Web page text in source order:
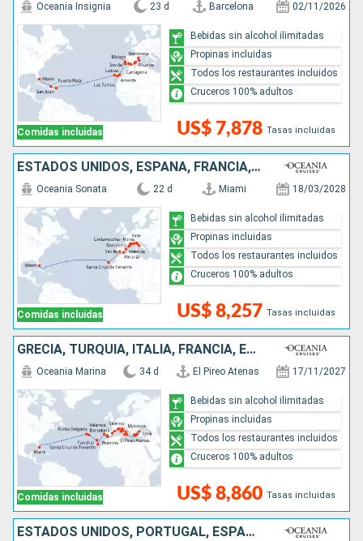
Comidas incluidas
Oceania Insignia 23 d Barcelona 02/11/2026
US$ 7,878 Tasas incluidas
Bebidas sin alcohol ilimitadas
Propinas incluidas
Todos los restaurantes incluidos
Cruceros 100% adultos
ESTADOS UNIDOS, ESPAÑA, FRANCIA, ITALIA
Comidas incluidas
Oceania Sonata 22 d Miami 18/03/2028
US$ 8,257 Tasas incluidas
Bebidas sin alcohol ilimitadas
Propinas incluidas
Todos los restaurantes incluidos
Cruceros 100% adultos
GRECIA, TURQUÍA, ITALIA, FRANCIA, ESPAÑA, PORTUGAL, ESTADOS UNIDOS
Comidas incluidas
Oceania Marina 34 d El Pireo Atenas 17/11/2027
US$ 8,860 Tasas incluidas
Bebidas sin alcohol ilimitadas
Propinas incluidas
Todos los restaurantes incluidos
Cruceros 100% adultos
ESTADOS UNIDOS, PORTUGAL, ESPAÑA, FRANCIA, ITALIA, GRECIA, MONTENEGRO, CROACIA